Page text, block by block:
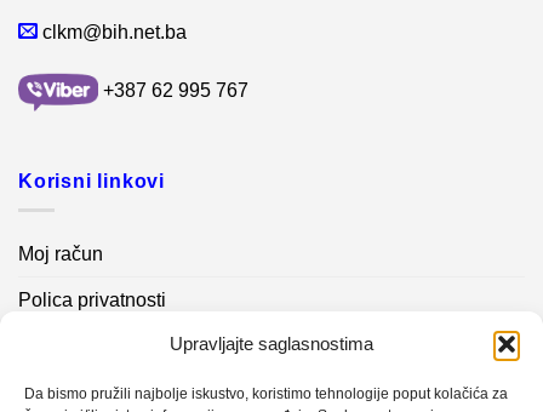
Upravljajte saglasnostima
Da bismo pružili najbolje iskustvo, koristimo tehnologije poput kolačića za
clkm@bih.net.ba
+387 62 995 767
Korisni linkovi
Moj račun
Polica privatnosti
Kontakt info